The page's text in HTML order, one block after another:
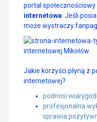
portal społecznościowy
internetowa . Jeśli
może wystraczy
Jakie korzyści płyną z
internetowej?
podnosi
profesjonalna
sprawia